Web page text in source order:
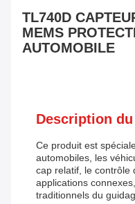
TL740D
MEMS
AUTOMOBILE
Description
Ce produit est
automobiles, les
cap relatif, le contrôle
applications
traditionnels du